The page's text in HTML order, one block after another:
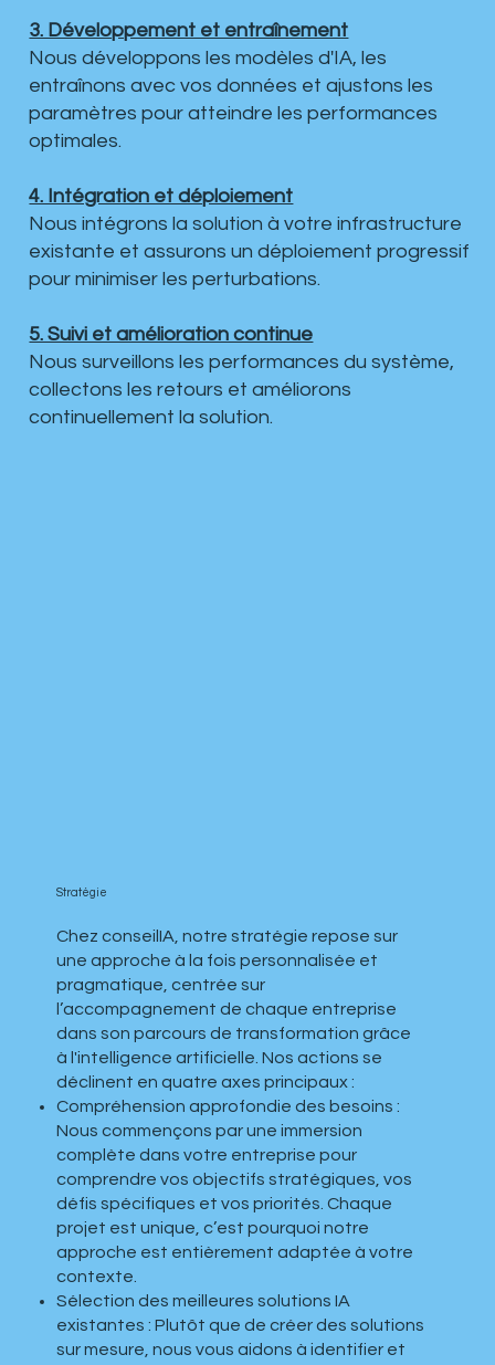
3. Développement et entraînement
Nous développons les modèles d'IA, les
entraînons avec vos données et ajustons les
paramètres pour atteindre les performances
optimales.
4. Intégration et déploiement
Nous intégrons la solution à votre infrastructure
existante et assurons un déploiement progressif
pour minimiser les perturbations.
5. Suivi et amélioration continue
Nous surveillons les performances du système,
collectons les retours et améliorons
continuellement la solution.
Stratégie
Chez conseilIA, notre stratégie repose sur
une approche à la fois personnalisée et
pragmatique, centrée sur
l’accompagnement de chaque entreprise
dans son parcours de transformation grâce
à l'intelligence artificielle. Nos actions se
déclinent en quatre axes principaux :
Compréhension approfondie des besoins :
Nous commençons par une immersion
complète dans votre entreprise pour
comprendre vos objectifs stratégiques, vos
défis spécifiques et vos priorités. Chaque
projet est unique, c’est pourquoi notre
approche est entièrement adaptée à votre
contexte.
Sélection des meilleures solutions IA
existantes : Plutôt que de créer des solutions
sur mesure, nous vous aidons à identifier et